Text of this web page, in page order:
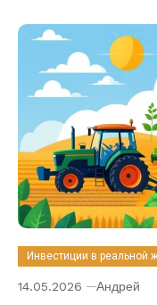
Инвестиции в реальной
14.05.2026 Андрей